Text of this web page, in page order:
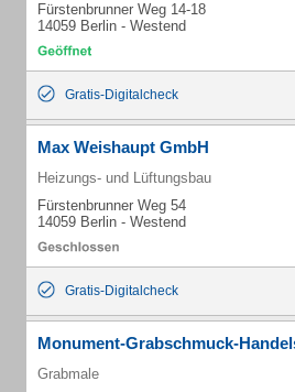
Fürstenbrunner Weg 14-18
14059 Berlin - Westend
Gratis-Digitalcheck
Max Weishaupt GmbH
Heizungs- und Lüftungsbau
Fürstenbrunner Weg 54
14059 Berlin - Westend
Gratis-Digitalcheck
Monument-Grabschmuck-
Grabmale